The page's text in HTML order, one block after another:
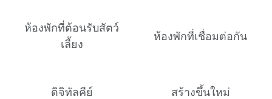
ห้องพักที่ต้อนรับสัตว์
เลี้ยง
ห้องพักที่เชื่อมต่อกัน
ดิจิทัลคีย์ สร้างขึ้นใหม่